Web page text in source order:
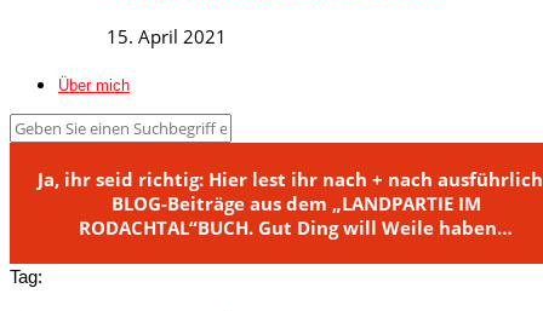
15. April 2021
Über mich
Ja, ihr seid richtig: Hier lest ihr nach + nach
BLOG-Beiträge aus dem „LANDPARTIE IM
RODACHTAL“BUCH. Gut Ding will Weile haben…
Tag: